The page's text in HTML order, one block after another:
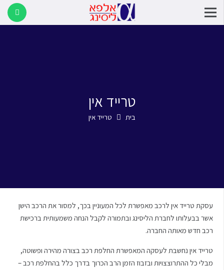
טרייד אין
בית טרייד אין
עסקת טרייד אין לרכב מאפשרת לכל המעוניין בכך, למסור את הרכב הישן
אשר בבעלותו לחברת הליסינג ובתמורה לקבל הנחה משמעותית ברכישת
רכב חדש מאותה החברה.
טרייד אין נחשבת לעסקה המאפשרת החלפת רכב בצורה מהירה ופשוטה,
מבלי כל ההתרוצצויות ובזבוז הזמן הרב הכרוך בדרך כלל בהחלפת רכב –